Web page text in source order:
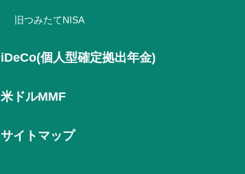
旧つみたてNISA
iDeCo(個人型確定拠出年金)
米ドルMMF
サイトマップ